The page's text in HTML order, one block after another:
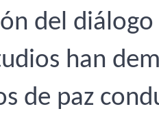
del
han
de paz